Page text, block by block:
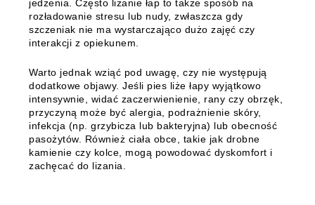
jedzenia. Często lizanie łap to także sposób na
rozładowanie stresu lub nudy, zwłaszcza gdy
szczeniak nie ma wystarczająco dużo zajęć czy
interakcji z opiekunem.
Warto jednak wziąć pod uwagę, czy nie występują
dodatkowe objawy. Jeśli pies liże łapy wyjątkowo
intensywnie, widać zaczerwienienie, rany czy obrzęk,
przyczyną może być alergia, podrażnienie skóry,
infekcja (np. grzybicza lub bakteryjna) lub obecność
pasożytów. Również ciała obce, takie jak drobne
kamienie czy kolce, mogą powodować dyskomfort i
zachęcać do lizania.